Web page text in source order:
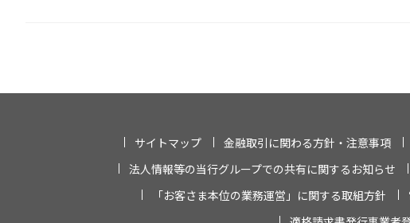
サイトマップ 金融取引に関わる方針・注意事項
法人情報等の当行グループでの共有に関するお知らせ
「お客さま本位の業務運営」に関する取組方針